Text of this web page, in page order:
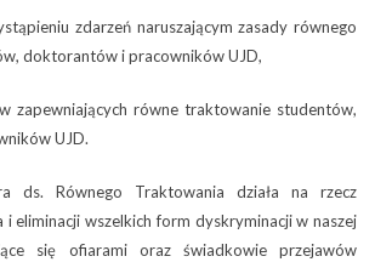
zdarzeń naruszającym zasady równego
doktorantów i pracowników UJD,
zapewniających równe traktowanie studentów,
UJD.
ds. Równego Traktowania działa na rzecz
eliminacji wszelkich form dyskryminacji w naszej
się ofiarami oraz świadkowie przejawów